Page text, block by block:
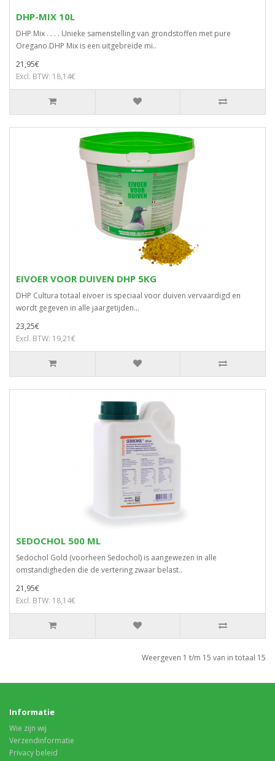
DHP-MIX 10L
DHP Mix . . . . Unieke samenstelling van grondstoffen met pure
Oregano.DHP Mix is een uitgebreide mi..
21,95€
Excl. BTW: 18,14€
EIVOER VOOR DUIVEN DHP 5KG
DHP Cultura totaal eivoer is speciaal voor duiven vervaardigd en
wordt gegeven in alle jaargetijden...
23,25€
Excl. BTW: 19,21€
SEDOCHOL 500 ML
Sedochol Gold (voorheen Sedochol) is aangewezen in alle
omstandigheden die de vertering zwaar belast..
21,95€
Excl. BTW: 18,14€
Weergeven 1 t/m 15 van in totaal 15
Informatie
Wie zijn wij
Verzendinformatie
Privacy beleid